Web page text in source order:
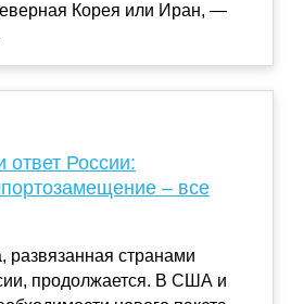
Корея или Иран, —
ответ России:
– все
развязанная странами
продолжается. В США и